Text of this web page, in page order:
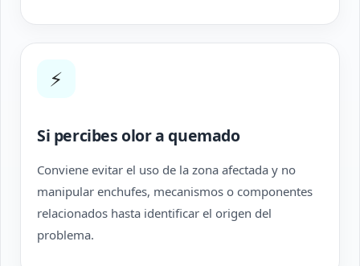
⚡
Si percibes olor a quemado
Conviene evitar el uso de la zona afectada y no
manipular enchufes, mecanismos o componentes
relacionados hasta identificar el origen del
problema.